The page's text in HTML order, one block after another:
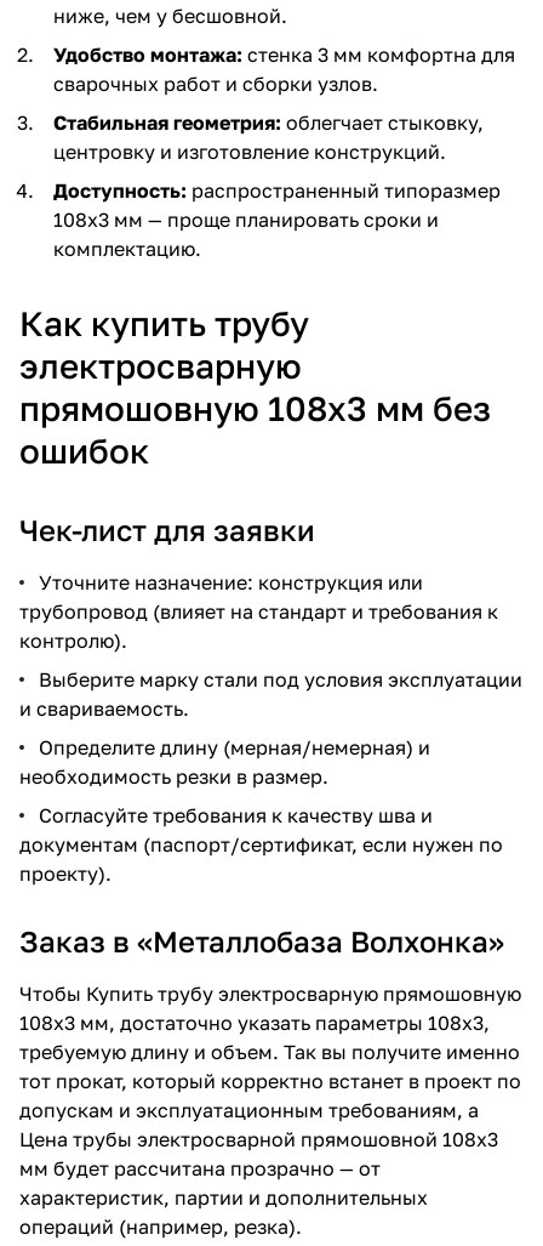
ниже, чем у бесшовной.
Удобство монтажа: стенка 3 мм комфортна для
сварочных работ и сборки узлов.
Стабильная геометрия: облегчает стыковку,
центровку и изготовление конструкций.
Доступность: распространенный типоразмер
108х3 мм — проще планировать сроки и
комплектацию.
Как купить трубу
электросварную
прямошовную 108х3 мм без
ошибок
Чек-лист для заявки
Уточните назначение: конструкция или
трубопровод (влияет на стандарт и требования к
контролю).
Выберите марку стали под условия эксплуатации
и свариваемость.
Определите длину (мерная/немерная) и
необходимость резки в размер.
Согласуйте требования к качеству шва и
документам (паспорт/сертификат, если нужен по
проекту).
Заказ в «Металлобаза Волхонка»
Чтобы Купить трубу электросварную прямошовную
108х3 мм, достаточно указать параметры 108х3,
требуемую длину и объем. Так вы получите именно
тот прокат, который корректно встанет в проект по
допускам и эксплуатационным требованиям, а
Цена трубы электросварной прямошовной 108х3
мм будет рассчитана прозрачно — от
характеристик, партии и дополнительных
операций (например, резка).